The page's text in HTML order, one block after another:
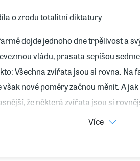
o zrodu totalitní diktatury
dojde jednoho dne trpělivost a
vládu, prasata sepíšou
Všechna zvířata jsou si rovna.
však nové poměry začnou měnit. A
že některá zvířata jsou si
Více